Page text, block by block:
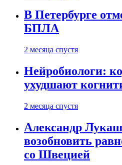
В Петербурге
БПЛА
2 месяца спустя
Нейробиологи:
ухудшают
2 месяца спустя
Александр
возобновить
со Швецией